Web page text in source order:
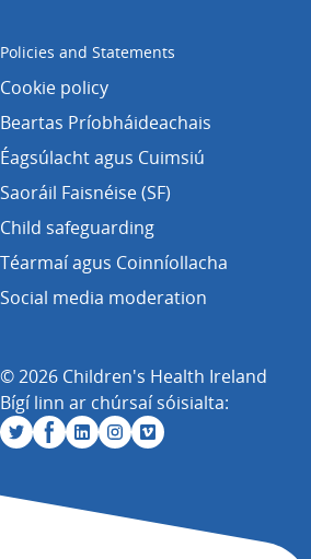
Policies and Statements
Cookie policy
Beartas Príobháideachais
Éagsúlacht agus Cuimsiú
Saoráil Faisnéise (SF)
Child safeguarding
Téarmaí agus Coinníollacha
Social media moderation
© 2026 Children's Health Ireland
Bígí linn ar chúrsaí sóisialta: